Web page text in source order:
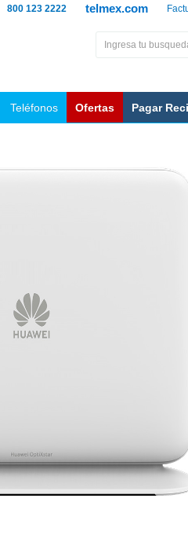
telmex.com
800 123 2222
Teléfonos Ofertas Pagar